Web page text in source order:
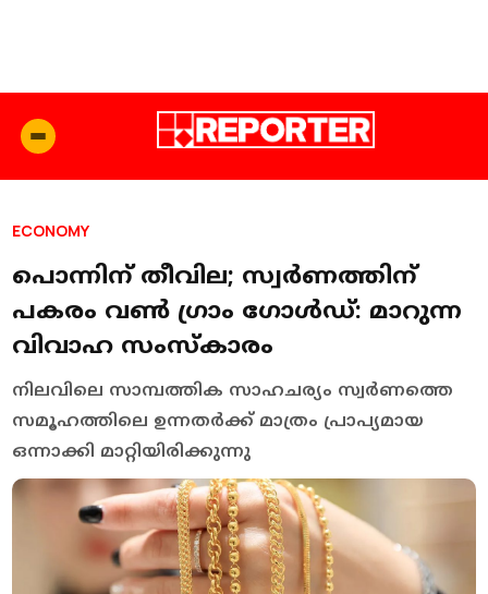
ECONOMY
പൊന്നിന് തീവില; സ്വര്‍ണത്തിന്
പകരം വണ്‍ ഗ്രാം ഗോള്‍ഡ്: മാറുന്ന
വിവാഹ സംസ്‌കാരം
നിലവിലെ സാമ്പത്തിക സാഹചര്യം സ്വര്‍ണത്തെ
സമൂഹത്തിലെ ഉന്നതര്‍ക്ക് മാത്രം പ്രാപ്യമായ
ഒന്നാക്കി മാറ്റിയിരിക്കുന്നു